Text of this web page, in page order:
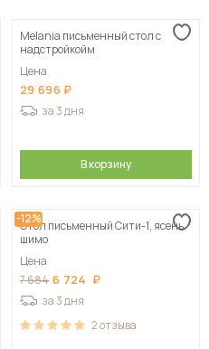
Melania письменный стол с
надстройкойм
Цена
29 696
за 3 дня
В корзину
-12%
Стол письменный Сити-1, ясень
шимо
Цена
7 684 6 724
за 3 дня
2отзыва